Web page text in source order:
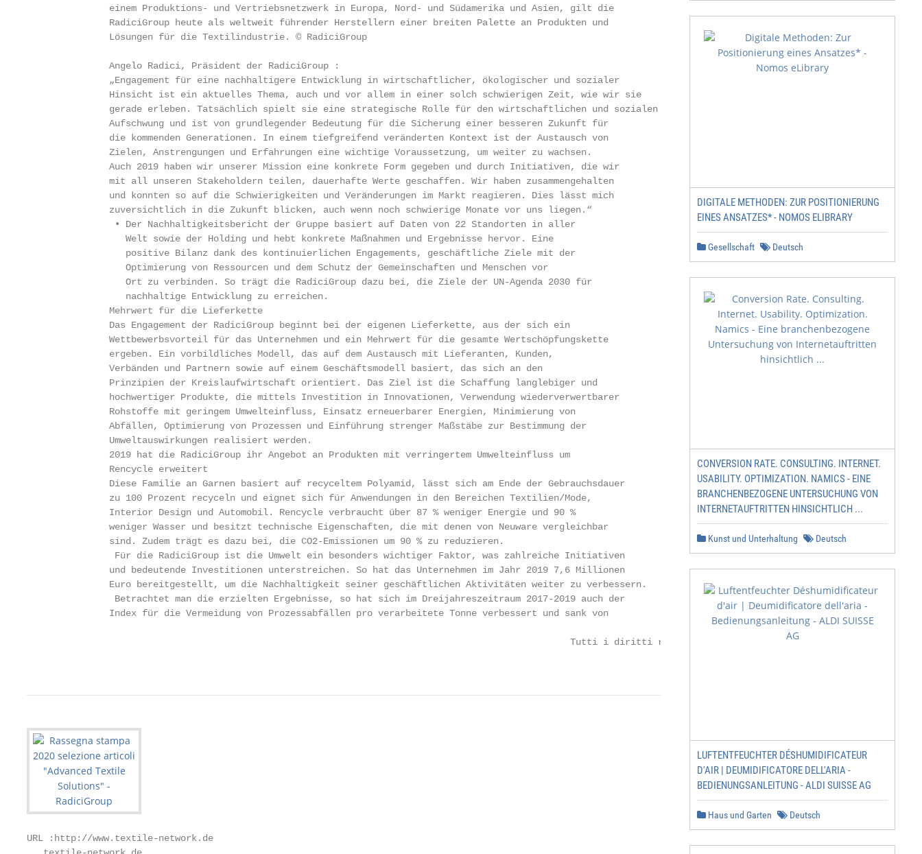
               einem Produktions- und Vertriebsnetzwerk in Europa, Nord- und Südamerika und Asien, gilt die
               RadiciGroup heute als weltweit führender Herstellern einer breiten Palette an Produkten und
               Lösungen für die Textilindustrie. © RadiciGroup
               Angelo Radici, Präsident der RadiciGroup :
               „Engagement für eine nachhaltigere Entwicklung in wirtschaftlicher, ökologischer und sozialer
               Hinsicht ist ein aktuelles Thema, auch und vor allem in einer solch schwierigen Zeit, wie wir sie
               gerade erleben. Tatsächlich spielt sie eine strategische Rolle für den wirtschaftlichen und sozialen
               Aufschwung und ist von grundlegender Bedeutung für die Sicherung einer besseren Zukunft für
               die kommenden Generationen. In einem tiefgreifend veränderten Kontext ist der Austausch von
               Zielen, Anstrengungen und Erfahrungen eine wichtige Voraussetzung, um weiter zu wachsen.
               Auch 2019 haben wir unserer Mission eine konkrete Form gegeben und durch Initiativen, die wir
               mit all unseren Stakeholdern teilen, dauerhafte Werte geschaffen. Wir haben zusammengehalten
               und konnten so auf die Schwierigkeiten und Veränderungen im Markt reagieren. Dies lässt mich
               zuversichtlich in die Zukunft blicken, auch wenn noch schwierige Monate vor uns liegen.“
                • Der Nachhaltigkeitsbericht der Gruppe basiert auf Daten von 22 Standorten in aller
                  Welt sowie der Holding und hebt konkrete Maßnahmen und Ergebnisse hervor. Eine
                  positive Bilanz dank des kontinuierlichen Engagements, geschäftliche Ziele mit der
                  Optimierung von Ressourcen und dem Schutz der Gemeinschaften und Menschen vor
                  Ort zu verbinden. So trägt die RadiciGroup dazu bei, die Ziele der UN-Agenda 2030 für
                  nachhaltige Entwicklung zu erreichen.
               Mehrwert für die Lieferkette
               Das Engagement der RadiciGroup beginnt bei der eigenen Lieferkette, aus der sich ein
               Wettbewerbsvorteil für das Unternehmen und ein Mehrwert für die gesamte Wertschöpfungskette
               ergeben. Ein vorbildliches Modell, das auf dem Austausch mit Lieferanten, Kunden,
               Verbänden und Partnern sowie auf einem Geschäftsmodell basiert, das sich an den
               Prinzipien der Kreislaufwirtschaft orientiert. Das Ziel ist die Schaffung langlebiger und
               hochwertiger Produkte, die mittels Investition in Innovationen, Verwendung wiederverwertbarer
               Rohstoffe mit geringem Umwelteinfluss, Einsatz erneuerbarer Energien, Minimierung von
               Abfällen, Optimierung von Prozessen und Einführung strenger Maßstäbe zur Bestimmung der
               Umweltauswirkungen realisiert werden.
               2019 hat die RadiciGroup ihr Angebot an Produkten mit verringertem Umwelteinfluss um
               Rencycle erweitert
               Diese Familie an Garnen basiert auf recyceltem Polyamid, lässt sich am Ende der Gebrauchsdauer
               zu 100 Prozent recyceln und eignet sich für Anwendungen in den Bereichen Textilien/Mode,
               Interior Design und Automobil. Rencycle verbraucht über 87 % weniger Energie und 90 %
               weniger Wasser und besitzt technische Eigenschaften, die mit denen von Neuware vergleichbar
               sind. Zudem trägt es dazu bei, die CO2-Emissionen um 90 % zu reduzieren.
                Für die RadiciGroup ist die Umwelt ein besonders wichtiger Faktor, was zahlreiche Initiativen
               und bedeutende Investitionen unterstreichen. So hat das Unternehmen im Jahr 2019 7,6 Millionen
               Euro bereitgestellt, um die Nachhaltigkeit seiner geschäftlichen Aktivitäten weiter zu verbessern.
                Betrachtet man die erzielten Ergebnisse, so hat sich im Dreijahreszeitraum 2017-2019 auch der
               Index für die Vermeidung von Prozessabfällen pro verarbeitete Tonne verbessert und sank von
                                                                                                   Tutti i diritti riservati
URL :http://www.textile-network.de
DIGITALE METHODEN: ZUR POSITIONIERUNG
EINES ANSATZES* - NOMOS ELIBRARY
Gesellschaft Deutsch
CONVERSION RATE. CONSULTING. INTERNET.
USABILITY. OPTIMIZATION. NAMICS - EINE
BRANCHENBEZOGENE UNTERSUCHUNG VON
INTERNETAUFTRITTEN HINSICHTLICH ...
Kunst und Unterhaltung Deutsch
LUFTENTFEUCHTER DÉSHUMIDIFICATEUR
D'AIR | DEUMIDIFICATORE DELL'ARIA -
BEDIENUNGSANLEITUNG - ALDI SUISSE AG
Haus und Garten Deutsch